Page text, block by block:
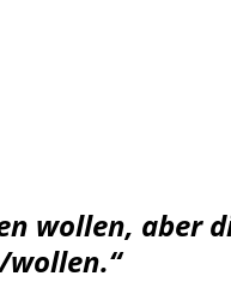
wollen, aber